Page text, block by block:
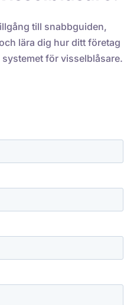
till snabbguiden,
lära dig hur ditt företag
för visselblåsare.